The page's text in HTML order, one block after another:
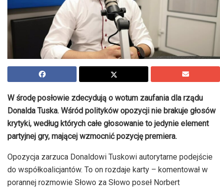
W środę posłowie zdecydują o wotum zaufania dla rządu
Donalda Tuska. Wśród polityków opozycji nie brakuje głosów
krytyki, według których całe głosowanie to jedynie element
partyjnej gry, mającej wzmocnić pozycję premiera.
Opozycja zarzuca Donaldowi Tuskowi autorytarne podejście
do współkoalicjantów. To on rozdaje karty – komentował w
porannej rozmowie Słowo za Słowo poseł Norbert